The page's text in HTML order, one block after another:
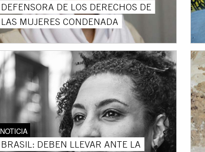
DEFENSORA DE LOS DERECHOS DE
LAS MUJERES CONDENADA
NOTICIA
BRASIL: DEBEN LLEVAR ANTE LA